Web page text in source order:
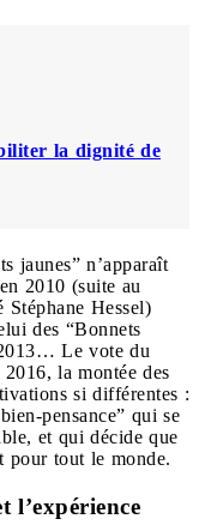
la dignité de
jaunes” n’apparaît
2010 (suite au
Stéphane Hessel)
des “Bonnets
Le vote du
la montée des
si différentes :
pensance” qui se
et qui décide que
pour tout le monde.
l’expérience